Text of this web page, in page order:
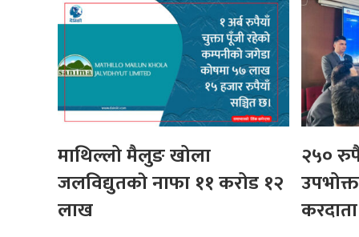
माथिल्लो मैलुङ खोला
जलविद्युतकाे नाफा ११ करोड १२
लाख
२५०